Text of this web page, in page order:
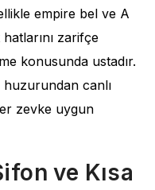
empire bel ve A
zarifçe
konusunda ustadır.
huzurundan canlı
zevke uygun
ve Kısa